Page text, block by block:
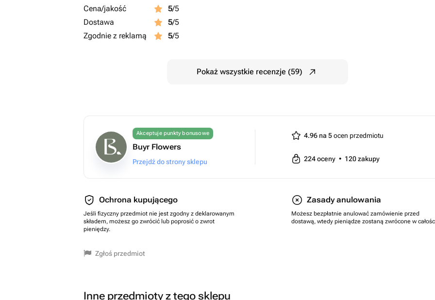
Cena/jakość
5/5
Dostawa
5/5
Zgodnie z reklamą
5/5
Pokaż wszystkie recenzje (59)
Akceptuje punkty bonusowe
Buyr Flowers
Przejdź do strony sklepu
4.96 na 5ocen przedmiotu
224oceny • 120zakupy
Ochrona kupującego
Jeśli fizyczny przedmiot nie jest zgodny z deklarowanym
składem, możesz go zwrócić lub poprosić o zwrot
pieniędzy.
Zasady anulowania
Możesz bezpłatnie anulować zamówienie przed
dostawą, wtedy pieniądze zostaną zwrócone w
Zgłoś przedmiot
Inne przedmioty z tego sklepu